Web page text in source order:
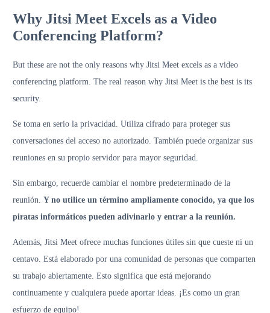
Why Jitsi Meet Excels as a Video
Conferencing Platform?
But these are not the only reasons why Jitsi Meet excels as a video
conferencing platform. The real reason why Jitsi Meet is the best is its
security.
Se toma en serio la privacidad. Utiliza cifrado para proteger sus
conversaciones del acceso no autorizado. También puede organizar sus
reuniones en su propio servidor para mayor seguridad.
Sin embargo, recuerde cambiar el nombre predeterminado de la
reunión. Y no utilice un término ampliamente conocido, ya que los
piratas informáticos pueden adivinarlo y entrar a la reunión.
Además, Jitsi Meet ofrece muchas funciones útiles sin que cueste ni un
centavo. Está elaborado por una comunidad de personas que comparten
su trabajo abiertamente. Esto significa que está mejorando
continuamente y cualquiera puede aportar ideas. ¡Es como un gran
esfuerzo de equipo!